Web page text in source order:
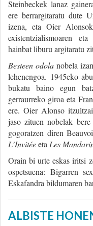
Steinbeckek lanaz
ere berrargitaratu dute
izena, eta Oier
existentzialismoaren
hainbat liburu argitaratu
Besteen odola nobela
lehenengoa. 1945eko
bukatu baino egun
gerraurreko giroa eta
ere. Oier Alonso
jaso zituen nobelak
gogoratzen diren
L’Invitéeeta Les
Orain bi urte eskas iritsi
ospetsuena: Bigarren
Eskafandra bildumaren
ALBISTE